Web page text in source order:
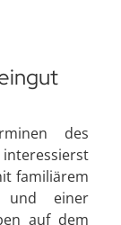
des
familiärem
und einer
auf dem